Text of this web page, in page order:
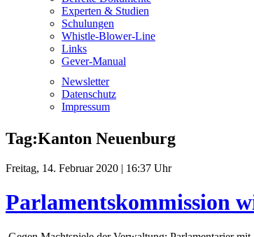
Experten & Studien
Schulungen
Whistle-Blower-Line
Links
Gever-Manual
Newsletter
Datenschutz
Impressum
Tag:Kanton Neuenburg
Freitag, 14. Februar 2020 | 16:37 Uhr
Parlamentskommission